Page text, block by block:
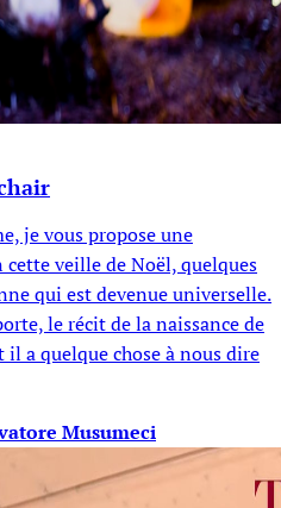
je vous propose une
veille de Noël, quelques
qui est devenue universelle.
le récit de la naissance de
il a quelque chose à nous dire
Musumeci